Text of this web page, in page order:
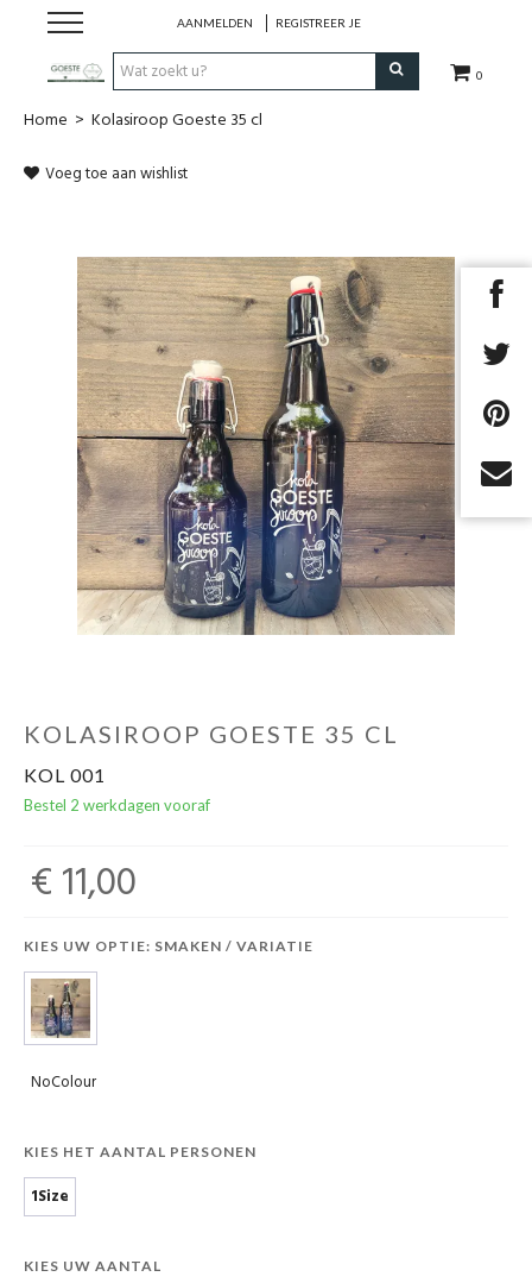
0
AANMELDEN REGISTREER JE
HOME
Huisgemaakt ijs
Streekwinkel
B2B
Cadeaubon
Home > Kolasiroop Goeste 35 cl
Voeg toe aan wishlist
KOLASIROOP GOESTE 35 CL
KOL 001
Bestel 2 werkdagen vooraf
€ 11,00
KIES UW OPTIE: SMAKEN / VARIATIE
NoColour
KIES HET AANTAL PERSONEN
1Size
KIES UW AANTAL